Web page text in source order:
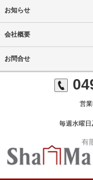
お知らせ
会社概要
お問合せ
営
毎週水曜日